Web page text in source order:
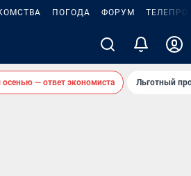
ПОГОДА ФОРУМ
— ответ экономиста Льготный